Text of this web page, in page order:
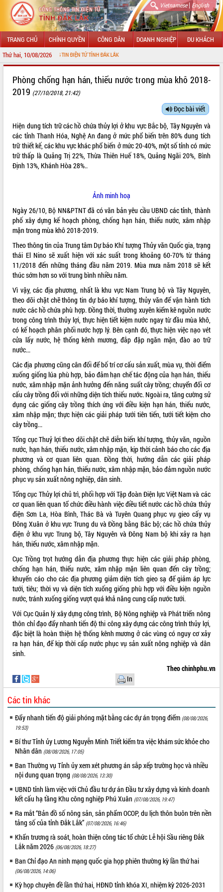
Vietnamese| English
TRANG CHỦ CHÍNH QUYỀN CÔNG DÂN DOANH NGHIỆP DU KHÁCH
Thứ hai, 10/08/2026
THÔNG TIN ĐIỆN TỬ TỈNH ĐẮK LẮK
LÃNH ĐẠO UBND TỈNH
SỞ, BAN, NGÀNH
UBND CÁC XÃ, PHƯỜNG
VĂN BẢN HĐND TỈNH
ĐIỂM TIN VĂN BẢN
QUY HOẠCH - KẾ HOẠCH
VIDEO
Trailer Lễ hội Sầu riêng Đắk Lắk năm
2026
Khám bệnh, cấp phát thuốc miễn phí
và tặng quà người dân xã Cư Pui
Hội nghị UBND tỉnh Đắk Lắk thường kỳ
tháng 7/2026
Lễ truy tặng danh hiệu “Bà Mẹ Việt
Nam Anh hùng” và trao Huân chương
Lao động
UBND tỉnh Đắk Lắk triển khai nhiệm
Kỳ họp thứ Hai, Hội đồng nhân dân
tỉnh khóa XI quyết nghị nhiều nội dung
quan trọng
Bí thư Tỉnh ủy Lương Nguyễn Minh
Triết thăm, tặng quà người có công với
cách mạng
Rà soát, hoàn thiện hệ thống thiết chế
văn hóa, thể thao đáp ứng yêu cầu
phát triển mới
Thường trực HĐND tỉnh Đắk Lắk gặp
mặt Đoàn chuyên gia y tế TP. Hồ Chí
Minh
Lễ truy điệu và an táng hài cốt liệt sĩ
tại Nghĩa trang Liệt sĩ xã Sơn Hòa
Bàn giải pháp tháo gỡ khó khăn trong
xuất khẩu sầu riêng và triển khai quy
định EUDR
Thứ trưởng Bộ Nông nghiệp và Môi
trường Nguyễn Hoàng Hiệp khảo sát
vùng trồng và doanh nghiệp đóng gói
ALBUM ẢNH
LIÊN KẾT WEB
THỐNG KÊ TRUY CẬP
Hôm nay: 19874
Tất cả:
66132988
Phòng chống hạn hán, thiếu nước trong mùa khô 2018-
2019 (27/10/2018, 21:42)
Đọc bài viết
Hiện dung tích trữ các hồ chứa thủy lợi ở khu vực Bắc bộ, Tây Nguyên và
các tỉnh Thanh Hóa, Nghệ An đang ở mức phổ biến trên 80% dung tích
trữ thiết kế, các khu vực khác phổ biến ở mức 20-40%, một số tỉnh có mức
trữ thấp là Quảng Trị 22%, Thừa Thiên Huế 18%, Quảng Ngãi 20%, Bình
Định 13%, Khánh Hòa 28%..
Ảnh minh hoạ
Ngày 26/10, Bộ NN&PTNT đã có văn bản yêu cầu UBND các tỉnh, thành
phố xây dựng kế hoạch phòng, chống hạn hán, thiếu nước, xâm nhập
mặn trong mùa khô 2018-2019.
Theo thông tin của Trung tâm Dự báo Khí tượng Thủy văn Quốc gia, trạng
thái El Nino sẽ xuất hiện với xác suất trong khoảng 60-70% từ tháng
11/2018 đến những tháng đầu năm 2019. Mùa mưa năm 2018 sẽ kết
thúc sớm hơn so với trung bình nhiều năm.
Vì vậy, các địa phương, nhất là khu vực Nam Trung bộ và Tây Nguyên,
theo dõi chặt chẽ thông tin dự báo khí tượng, thủy văn để vận hành tích
nước các hồ chứa phù hợp. Đồng thời, thường xuyên kiểm kê nguồn nước
trong công trình thủy lợi, thực hiện tiết kiệm nước ngay từ đầu mùa khô,
có kế hoạch phân phối nước hợp lý. Bên cạnh đó, thực hiện việc nạo vét
cửa lấy nước, hệ thống kênh mương, đắp đập ngăn mặn, đào ao trữ
nước...
Các địa phương cũng cân đối để bố trí cơ cấu sản xuất, mùa vụ, thời điểm
xuống giống lúa phù hợp, bảo đảm hạn chế tác động của hạn hán, thiếu
nước, xâm nhập mặn ảnh hưởng đến năng suất cây trồng; chuyển đổi cơ
cấu cây trồng đối với những diện tích thiếu nước. Ngoài ra, tăng cường sử
dụng các giống cây trồng thích ứng với điều kiện hạn hán, thiếu nước,
xâm nhập mặn; thực hiện các giải pháp tưới tiên tiến, tưới tiết kiệm cho
cây trồng...
Tổng cục Thuỷ lợi theo dõi chặt chẽ diễn biến khí tượng, thủy văn, nguồn
nước, hạn hán, thiếu nước, xâm nhập mặn, kịp thời cảnh báo cho các địa
phương và cơ quan liên quan. Đồng thời, hướng dẫn các giải pháp
phòng, chống hạn hán, thiếu nước, xâm nhập mặn, bảo đảm nguồn nước
phục vụ sản xuất nông nghiệp, dân sinh.
Tổng cục Thủy lợi chủ trì, phối hợp với Tập đoàn Điện lực Việt Nam và các
cơ quan liên quan tổ chức điều hành việc điều tiết nước các hồ chứa thủy
điện Sơn La, Hòa Bình, Thác Bà và Tuyên Quang phục vụ gieo cấy vụ
Đông Xuân ở khu vực Trung du và Đồng bằng Bắc bộ; các hồ chứa thủy
điện ở khu vực Trung bộ, Tây Nguyên và Đông Nam bộ khi xảy ra hạn
hán, thiếu nước, xâm nhập mặn.
Cục Trồng trọt hướng dẫn địa phương thực hiện các giải pháp phòng,
chống hạn hán, thiếu nước, xâm nhập mặn liên quan đến cây trồng;
khuyến cáo cho các địa phương giảm diện tích gieo sạ để giảm áp lực
tưới, tiêu; thời vụ và diện tích xuống giống phù hợp với điều kiện nguồn
nước, tránh xuống giống vượt quá khả năng cung cấp nước tưới.
Với Cục Quản lý xây dựng công trình, Bộ Nông nghiệp và Phát triển nông
thôn chỉ đạo đẩy nhanh tiến độ thi công xây dựng các công trình thủy lợi,
đặc biệt là hoàn thiện hệ thống kênh mương ở các vùng có nguy cơ xảy
ra hạn hán, để kịp thời cấp nước phục vụ sản xuất nông nghiệp và dân
sinh.
Theo chinhphu.vn
In
Các tin khác
Đẩy nhanh tiến độ giải phóng mặt bằng các dự án trọng điểm (08/08/2026,
19:53)
Bí thư Tỉnh ủy Lương Nguyễn Minh Triết kiểm tra việc khám sức khỏe cho
Nhân dân (08/08/2026, 17:05)
Ban Thường vụ Tỉnh ủy xem xét phương án sắp xếp trường học và nhiều
nội dung quan trọng (08/08/2026, 13:30)
UBND tỉnh làm việc với Chủ đầu tư dự án Đầu tư xây dựng và kinh doanh
kết cấu hạ tầng Khu công nghiệp Phú Xuân (07/08/2026, 19:47)
Ra mắt “Bản đồ số nông sản, sản phẩm OCOP, du lịch thôn buôn trên nền
tảng số của tỉnh Đắk Lắk” (07/08/2026, 16:46)
Khẩn trương rà soát, hoàn thiện công tác tổ chức Lễ hội Sầu riêng Đắk
Lắk năm 2026 (06/08/2026, 18:27)
Ban Chỉ đạo An ninh mạng quốc gia họp phiên thường kỳ lần thứ hai
(06/08/2026, 14:06)
Kỳ họp chuyên đề lần thứ hai, HĐND tỉnh khóa XI, nhiệm kỳ 2026-2031